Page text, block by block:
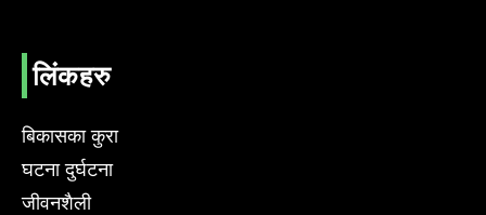
लिंकहरु
बिकासका कुरा
घटना दुर्घटना
जीवनशैली